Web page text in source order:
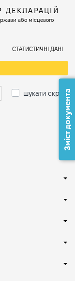
або місцевого
СТАТИСТИЧНІ ДАНІ
шукати скрізьЗміст документа